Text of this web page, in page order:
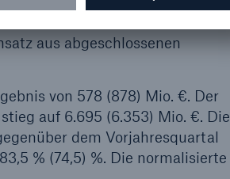
aus abgeschlossenen
von 578 (878) Mio. €. Der
auf 6.695 (6.353) Mio. €. Die
dem Vorjahresquartal
% (74,5) %. Die normalisierte